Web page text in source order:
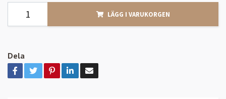
LÄGG I VARUKORGEN
Dela